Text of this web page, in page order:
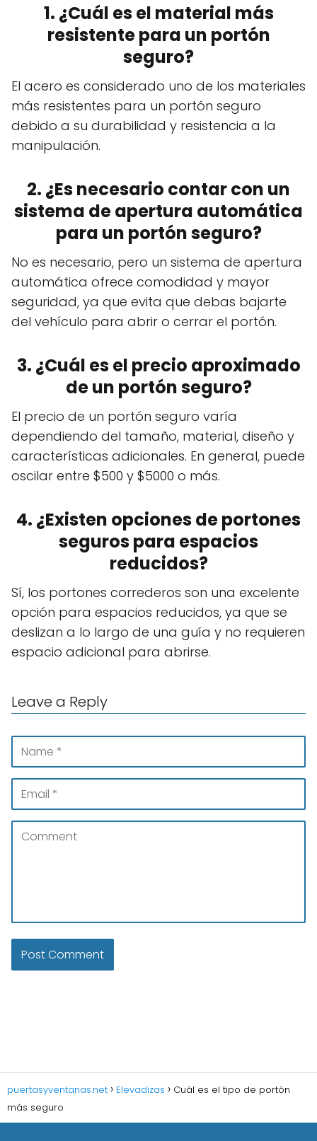
1. ¿Cuál es el material más
resistente para un portón
seguro?
El acero es considerado uno de los materiales
más resistentes para un portón seguro
debido a su durabilidad y resistencia a la
manipulación.
2. ¿Es necesario contar con un
sistema de apertura automática
para un portón seguro?
No es necesario, pero un sistema de apertura
automática ofrece comodidad y mayor
seguridad, ya que evita que debas bajarte
del vehículo para abrir o cerrar el portón.
3. ¿Cuál es el precio aproximado
de un portón seguro?
El precio de un portón seguro varía
dependiendo del tamaño, material, diseño y
características adicionales. En general, puede
oscilar entre $500 y $5000 o más.
4. ¿Existen opciones de portones
seguros para espacios
reducidos?
Sí, los portones correderos son una excelente
opción para espacios reducidos, ya que se
deslizan a lo largo de una guía y no requieren
espacio adicional para abrirse.
Leave a Reply
puertasyventanas.net Elevadizas
Cuál es el tipo de portón
más seguro